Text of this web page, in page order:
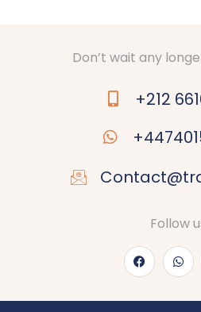
Don’t wait any
+212
Follow